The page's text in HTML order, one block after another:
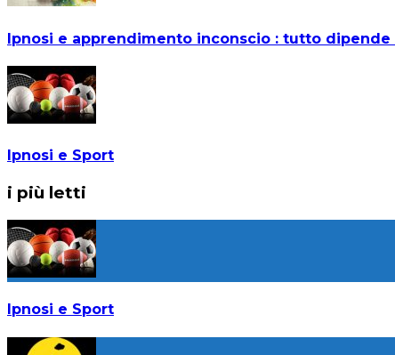
Ipnosi e apprendimento inconscio : tutto
Ipnosi e Sport
i più letti
Ipnosi e Sport